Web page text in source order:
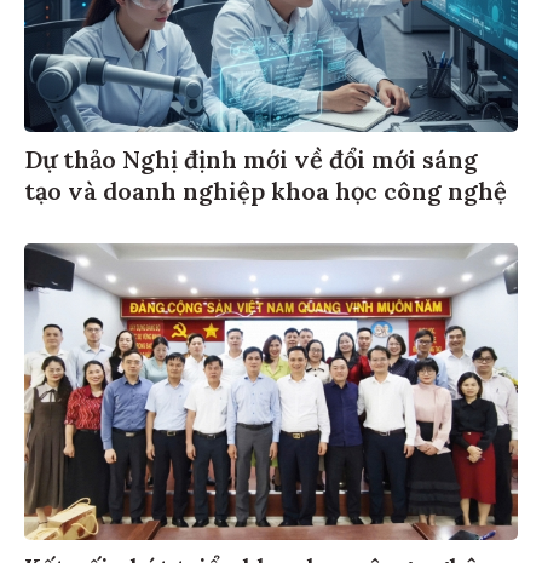
Dự thảo Nghị định mới về đổi mới sáng
tạo và doanh nghiệp khoa học công nghệ